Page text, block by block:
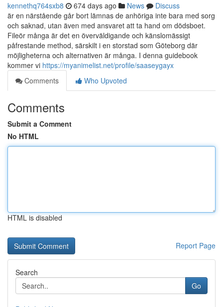
kennethq764sxb8 674 days ago News
Discuss
är en närstående går bort lämnas de anhöriga inte bara med sorg
och saknad, utan även med ansvaret att ta hand om dödsboet.
Fileör många är det en överväldigande och känslomässigt
påfrestande method, särskilt i en storstad som Göteborg där
möjligheterna och alternativen är många. I denna guidebook
kommer vi https://myanimelist.net/profile/saaseygayx
Comments
Who Upvoted
Comments
Submit a Comment
No HTML
HTML is disabled
Report Page
Search
Go